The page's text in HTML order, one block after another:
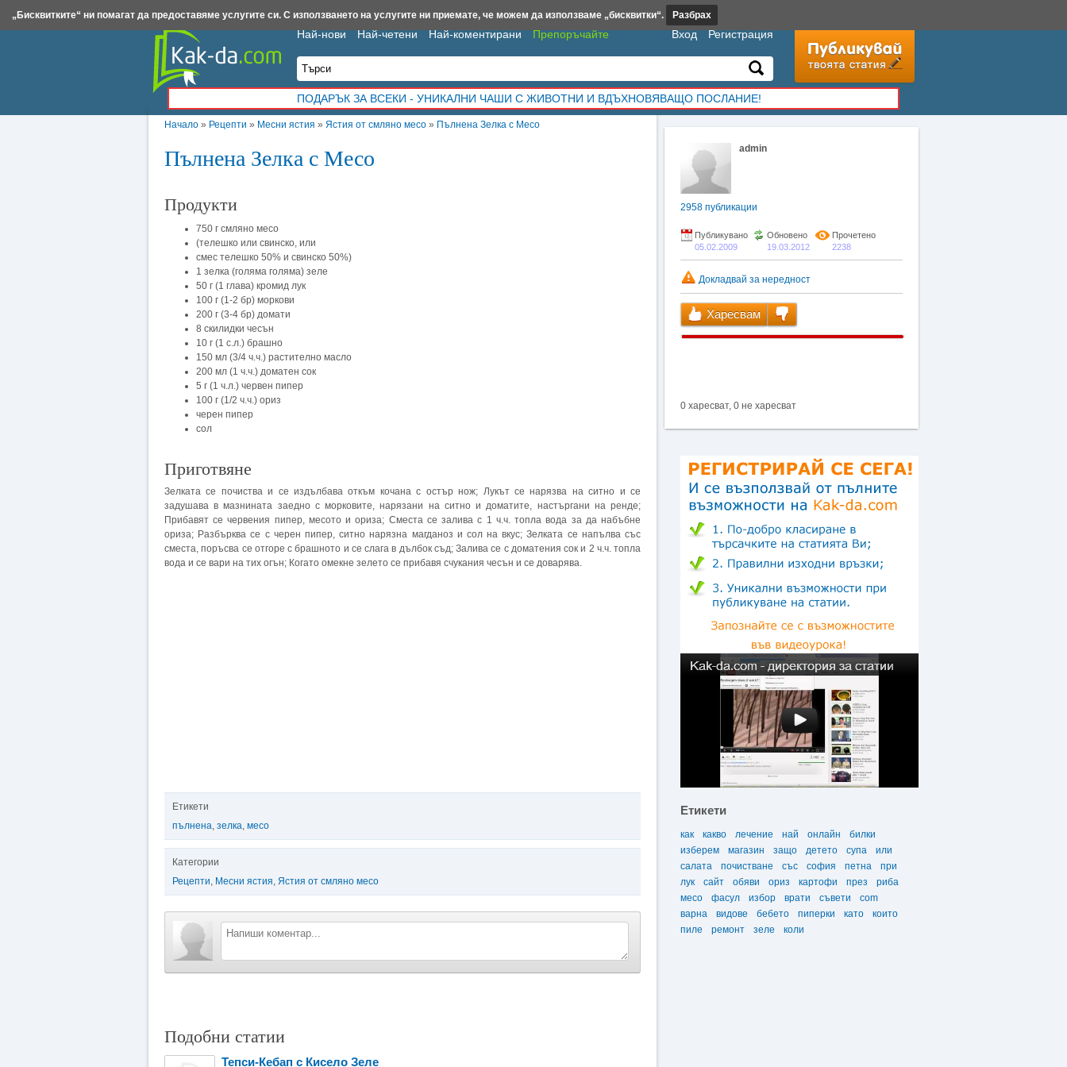
Начало » Рецепти » Месни ястия » Ястия от смляно месо » Пълнена Зелка с Месо
Пълнена Зелка с Месо
Продукти
750 г смляно месо
(телешко или свинско, или
смес телешко 50% и свинско 50%)
1 зелка (голяма голяма) зеле
50 г (1 глава) кромид лук
100 г (1-2 бр) моркови
200 г (3-4 бр) домати
8 скилидки чесън
10 г (1 с.л.) брашно
150 мл (3/4 ч.ч.) растително масло
200 мл (1 ч.ч.) доматен сок
5 г (1 ч.л.) червен пипер
100 г (1/2 ч.ч.) ориз
черен пипер
сол
Приготвяне
Зелката се почиства и се издълбава откъм кочана с остър нож; Лукът се нарязва на ситно и се
задушава в мазнината заедно с морковите, нарязани на ситно и доматите, настъргани на ренде;
Прибавят се червения пипер, месото и ориза; Сместа се залива с 1 ч.ч. топла вода за да набъбне
ориза; Разбърква се с черен пипер, ситно нарязна магданоз и сол на вкус; Зелката се напълва със
сместа, поръсва се отгоре с брашното и се слага в дълбок съд; Залива се с доматения сок и 2 ч.ч. топла
вода и се вари на тих огън; Когато омекне зелето се прибавя счукания чесън и се доварява.
Етикети
пълнена, зелка, месо
Категории
Рецепти, Месни ястия, Ястия от смляно месо
Подобни статии
Тепси-Кебап с Кисело Зеле
admin
2958 публикации
Публикувано
05.02.2009
Обновено
19.03.2012
Прочетено
2238
Докладвай за нередност
Харесвам
0 харесват, 0 не харесват
Етикети
как какво лечение най онлайн
билки
изберем
магазин защо детето супа
или
салата
почистване със софия петна
при
лук
сайт обяви ориз картофи през
риба
месо
фасул избор врати съвети
com
варна
видове бебето пиперки като
които
пиле
ремонт зеле коли
Най-нови Най-четени Най-коментирани Препоръчайте Вход Регистрация
ПОДАРЪК ЗА ВСЕКИ - УНИКАЛНИ ЧАШИ С ЖИВОТНИ И ВДЪХНОВЯВАЩО ПОСЛАНИЕ!
Insert.bg Framar.bg Kak-da.com Iztochnik.com BauBau.bg NewAge.bg
„Бисквитките“ ни помагат да предоставяме услугите си. С използването на услугите ни приемате, че можем да използваме „бисквитки“. Разбрах